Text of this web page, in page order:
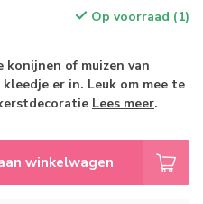
Op voorraad (1)
of muizen van
er in. Leuk om mee te
Lees meer.
winkelwagen